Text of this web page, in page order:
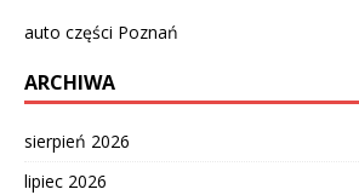
auto części Poznań
ARCHIWA
sierpień 2026
lipiec 2026